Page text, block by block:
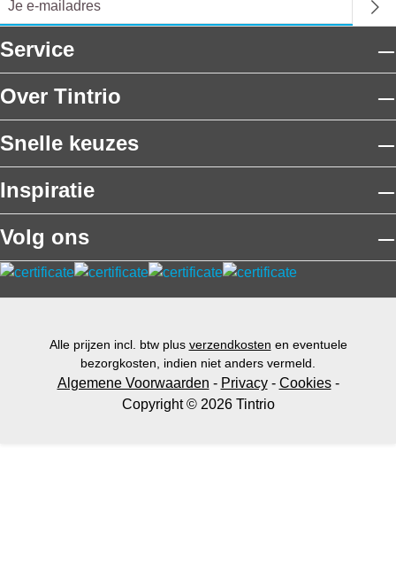
Service
Over Tintrio
Snelle keuzes
Inspiratie
Volg ons
Alle prijzen incl. btw plus verzendkosten en eventuele
bezorgkosten, indien niet anders vermeld.
Algemene Voorwaarden - Privacy- Cookies-
Copyright © 2026 Tintrio